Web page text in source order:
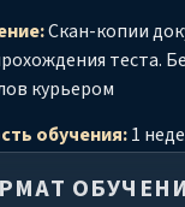
Скан-копии
теста.
курьером
обучения:1